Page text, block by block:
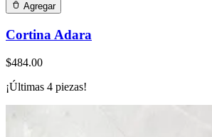
Agregar
Cortina Adara
$484.00
¡Últimas 4 piezas!